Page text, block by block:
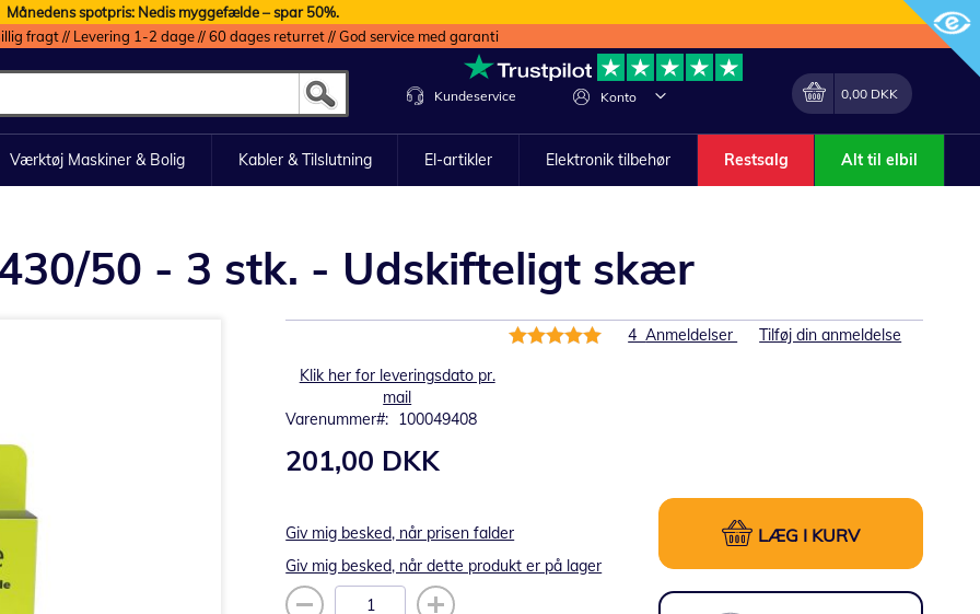
Månedens spotpris: Nedis myggefælde – spar 50%.
fragt // Levering 1-2 dage // 60 dages returret // God service med garanti
Konto
Lave
Min indkøbskurv
0,00 DKK
Kundeservice
Værktøj Maskiner & Bolig Kabler & Tilslutning El-artikler Elektronik tilbehør Restsalg Alt til elbil
50 - 3 stk. - Udskifteligt skær
Klik her for leveringsdato pr.
mail
Varenummer
100049408
Bedømmelse:
4Anmeldelser Tilføj din anmeldelse
201,00 DKK
Giv mig besked, når prisen falder
Giv mig besked, når dette produkt er på lager
LÆG I KURV